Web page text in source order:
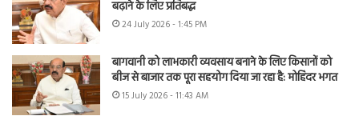
बढ़ाने के लिए प्रतिबद्ध
24 July 2026 - 1:45 PM
बागवानी को लाभकारी व्यवसाय बनाने के लिए किसानों को
बीज से बाजार तक पूरा सहयोग दिया जा रहा है: मोहिंदर भगत
15 July 2026 - 11:43 AM